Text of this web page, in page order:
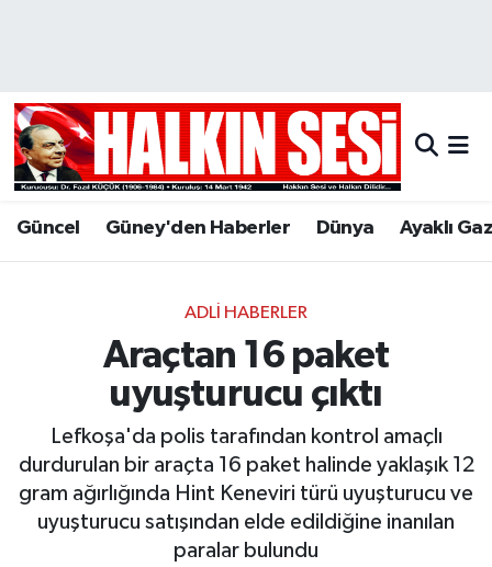
Güncel Güney'den Haberler Dünya Ayaklı
ADLI HABERLER
Araçtan 16 paket
uyuşturucu çıktı
Lefkoşa'da polis tarafından kontrol amaçlı
durdurulan bir araçta 16 paket halinde yaklaşık 12
gram ağırlığında Hint Keneviri türü uyuşturucu ve
uyuşturucu satışından elde edildiğine inanılan
paralar bulundu
Hava Durumu
Trafik Durumu
Tüm Manşetler
Son Dakika Haberleri
Haber Arşivi